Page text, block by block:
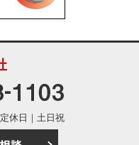
定休日｜土日祝